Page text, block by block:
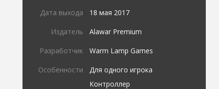
Дата выхода 18 мая 2017
Издатель Alawar Premium
Разработчик Warm Lamp Games
Особенности
Для одного игрока
Контроллер